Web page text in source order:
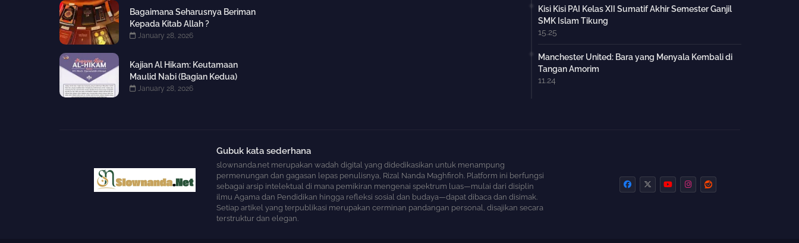
Bagaimana Seharusnya Beriman
Kepada Kitab Allah ?
January 28, 2026
Kajian Al Hikam: Keutamaan
Maulid Nabi (Bagian Kedua)
January 28, 2026
Kisi Kisi PAI Kelas XII Sumatif Akhir Semester Ganjil
SMK Islam Tikung
15.25
Manchester United: Bara yang Menyala Kembali di
Tangan Amorim
11.24
Gubuk kata sederhana
slownanda.net merupakan wadah digital yang didedikasikan untuk menampung
permenungan dan gagasan lepas penulisnya, Rizal Nanda Maghfiroh. Platform ini berfungsi
sebagai arsip intelektual di mana pemikiran mengenai spektrum luas—mulai dari disiplin
ilmu Agama dan Pendidikan hingga refleksi sosial dan budaya—dapat dibaca dan disimak.
Setiap artikel yang terpublikasi merupakan cerminan pandangan personal, disajikan secara
terstruktur dan elegan.